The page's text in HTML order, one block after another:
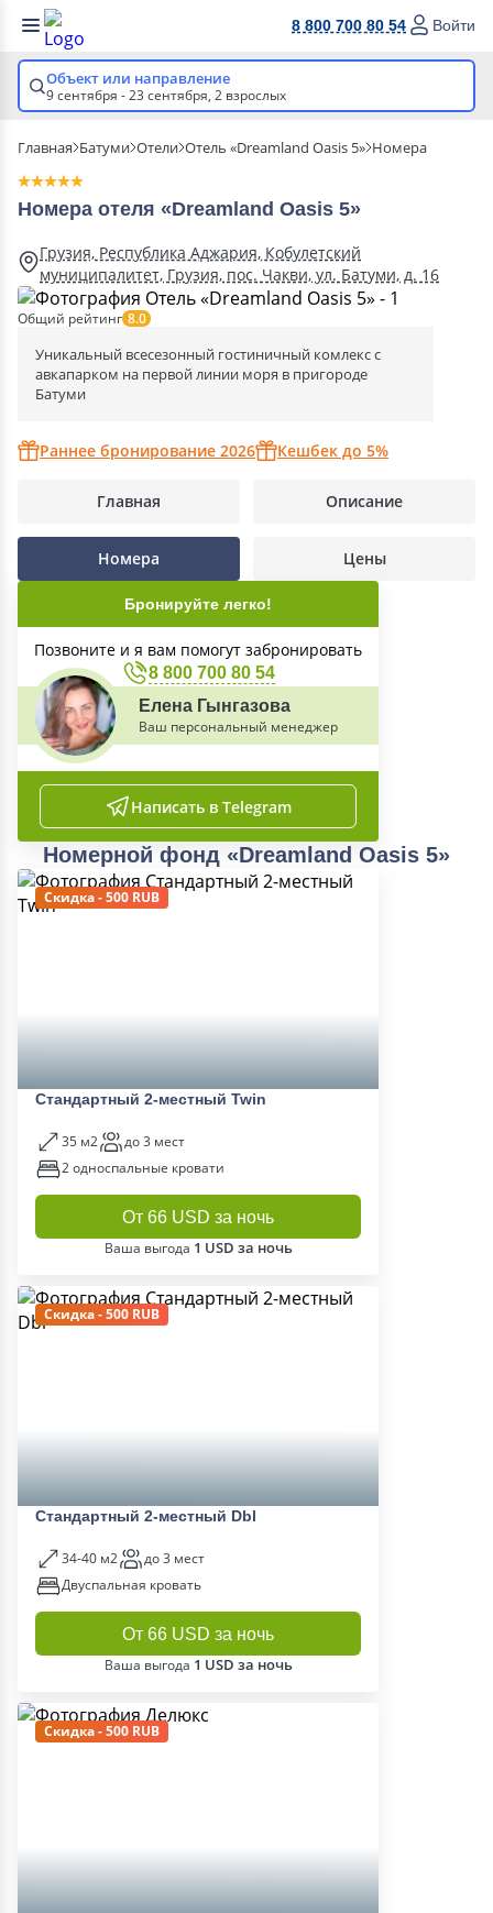
8 800 700 80 54 Войти
Объект или направление
9 сентября - 23 сентября, 2 взрослых
Главная Батуми Отели Отель «Dreamland Oasis 5» Номера
Номера отеля «Dreamland Oasis 5»
Грузия, Республика Аджария, Кобулетский
муниципалитет, Грузия, пос. Чакви, ул. Батуми, д. 16
Общий рейтинг 8.0
Уникальный всесезонный гостиничный комлекс с
авкапарком на первой линии моря в пригороде
Батуми
Раннее бронирование 2026 Кешбек до 5%
Главная Описание
Номера Цены
Бронируйте легко!
Позвоните и я вам помогут забронировать
8 800 700 80 54
Елена Гынгазова
Ваш персональный менеджер
Написать в Telegram
Номерной фонд «Dreamland Oasis 5»
Скидка - 500 RUB
Стандартный 2-местный Twin
35 м2
до 3 мест
2 односпальные кровати
От 66 USD за ночь
Ваша выгода 1 USD за ночь
Скидка - 500 RUB
Стандартный 2-местный Dbl
34-40 м2
до 3 мест
Двуспальная кровать
От 66 USD за ночь
Ваша выгода 1 USD за ночь
Скидка - 500 RUB